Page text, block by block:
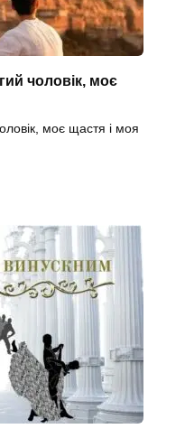
чоловік, моє
моє щастя і моя